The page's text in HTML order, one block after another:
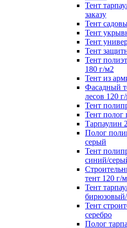
Тент
заказу
Тент
Тент
Тент
Тент
Тент
180 г/м2
Тент из
Фасадный
лесов 120
Тент
Тент полог
Тарпаулин
Полог
серый
Тент
синий/
тент 120 г/
Тент
Тент
серебро
Полог